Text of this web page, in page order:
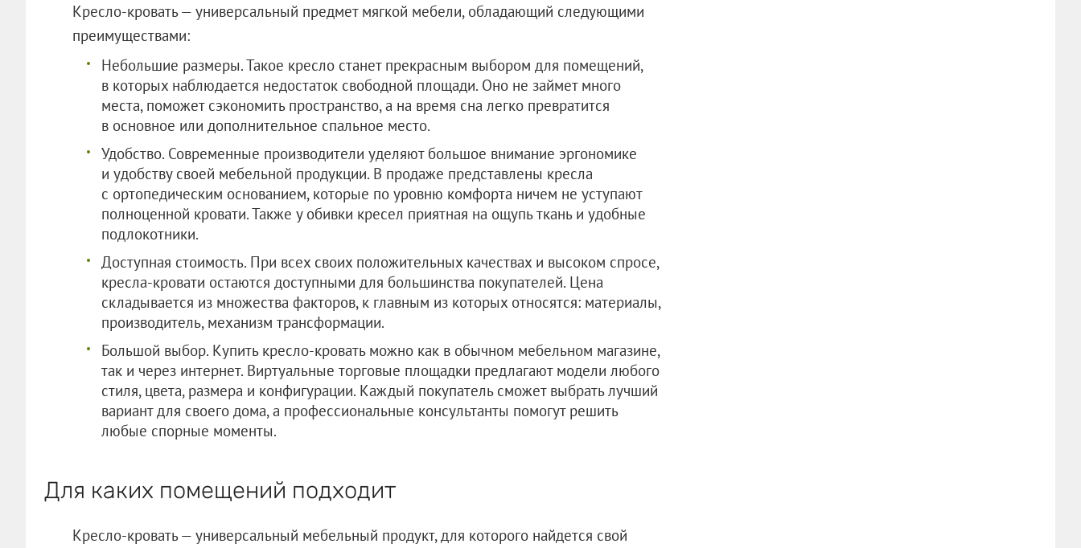
Кресло-кровать — универсальный предмет мягкой мебели, обладающий следующими
преимуществами:
Небольшие размеры. Такое кресло станет прекрасным выбором для помещений,
в которых наблюдается недостаток свободной площади. Оно не займет много
места, поможет сэкономить пространство, а на время сна легко превратится
в основное или дополнительное спальное место.
Удобство. Современные производители уделяют большое внимание эргономике
и удобству своей мебельной продукции. В продаже представлены кресла
с ортопедическим основанием, которые по уровню комфорта ничем не уступают
полноценной кровати. Также у обивки кресел приятная на ощупь ткань и удобные
подлокотники.
Доступная стоимость. При всех своих положительных качествах и высоком спросе,
кресла-кровати остаются доступными для большинства покупателей. Цена
складывается из множества факторов, к главным из которых относятся: материалы,
производитель, механизм трансформации.
Большой выбор. Купить кресло-кровать можно как в обычном мебельном магазине,
так и через интернет. Виртуальные торговые площадки предлагают модели любого
стиля, цвета, размера и конфигурации. Каждый покупатель сможет выбрать лучший
вариант для своего дома, а профессиональные консультанты помогут решить
любые спорные моменты.
Для каких помещений подходит
Кресло-кровать — универсальный мебельный продукт, для которого найдется свой